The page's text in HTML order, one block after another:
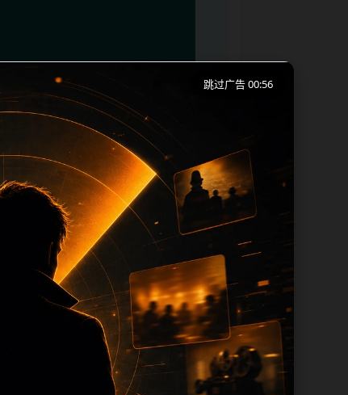
习惯整理标题、描述、图片和站内推
门推荐继续浏览。本页强调内容归集
均围绕主关键词、栏目词和文章标
滤和 descri
跳过广告 00:55